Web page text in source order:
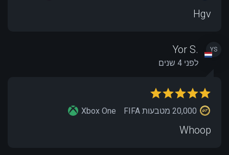
Hgv
YS
Yor S.
לפני 4 שנים
Xbox One
Whoop